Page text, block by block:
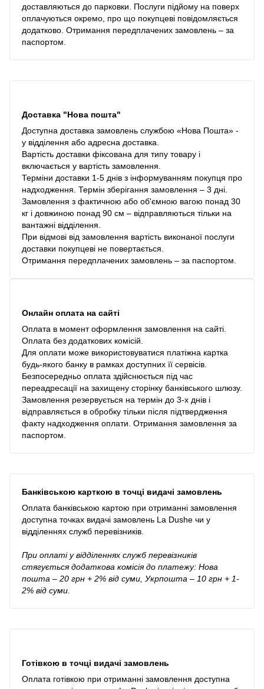
доставляються до парковки. Послуги підйому на поверх
оплачуються окремо, про що покупцеві повідомляється
додатково. Отримання передплачених замовлень – за
паспортом.
Доставка "Нова пошта"
Доступна доставка замовлень службою «Нова Пошта» -
у відділення або адресна доставка.
Вартість доставки фіксована для типу товару і
включається у вартість замовлення.
Терміни доставки 1-5 днів з інформуванням покупця про
надходження. Термін зберігання замовлення – 3 дні.
Замовлення з фактичною або об'ємною вагою понад 30
кг і довжиною понад 90 см – відправляються тільки на
вантажні відділення.
При відмові від замовлення вартість виконаної послуги
доставки покупцеві не повертається.
Отримання передплачених замовлень – за паспортом.
Онлайн оплата на сайті
Оплата в момент оформлення замовлення на сайті.
Оплата без додаткових комісій.
Для оплати може використовуватися платіжна картка
будь-якого банку в рамках доступних її сервісів.
Безпосередньо оплата здійснюється під час
переадресації на захищену сторінку банківського шлюзу.
Замовлення резервується на термін до 3-х днів і
відправляється в обробку тільки після підтвердження
факту надходження оплати. Отримання замовлення за
паспортом.
Банківською карткою в точці видачі замовлень
Оплата банківською картою при отриманні замовлення
доступна точках видачі замовлень La Dushe чи у
відділеннях служб перевізників.
При оплаті у відділеннях служб перевізників
стягується додаткова комісія до платежу: Нова
пошта – 20 грн + 2% від суми, Укрпошта – 10 грн + 1-
2% від суми.
Готівкою в точці видачі замовлень
Оплата готівкою при отриманні замовлення доступна